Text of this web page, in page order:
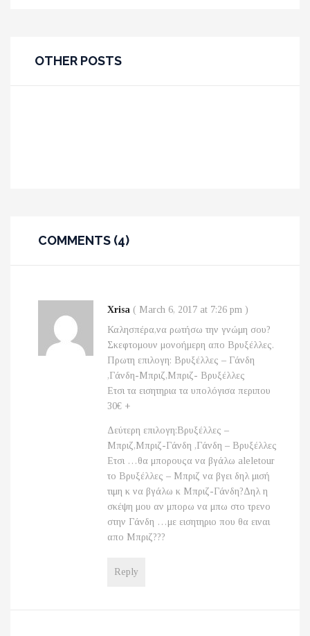
OTHER POSTS
BELGIUM AND NETHERLANDS BY TRAIN
COMMENTS (4)
Xrisa ( March 6, 2017 at 7:26 pm )
Καλησπέρα,να ρωτήσω την γνώμη σου?
Σκεφτομουν μονοήμερη απο Βρυξέλλες.
Πρωτη επιλογη: Βρυξέλλες – Γάνδη
,Γάνδη-Μπριζ,Μπριζ- Βρυξέλλες
Ετσι τα εισητηρια τα υπολόγισα περιπου
30€ +
Δεύτερη επιλογη:Βρυξέλλες –
Μπριζ,Μπριζ-Γάνδη ,Γάνδη – Βρυξέλλες
Ετσι …θα μπορουςα να βγάλω aleletour
το Βρυξέλλες – Μπριζ να βγει δηλ μισή
τιμη κ να βγάλω κ Μπριζ-Γάνδη?Δηλ η
σκέψη μου αν μπορω να μπω στο τρενο
στην Γάνδη …με εισητηριο που θα ειναι
απο Μπριζ???
Reply